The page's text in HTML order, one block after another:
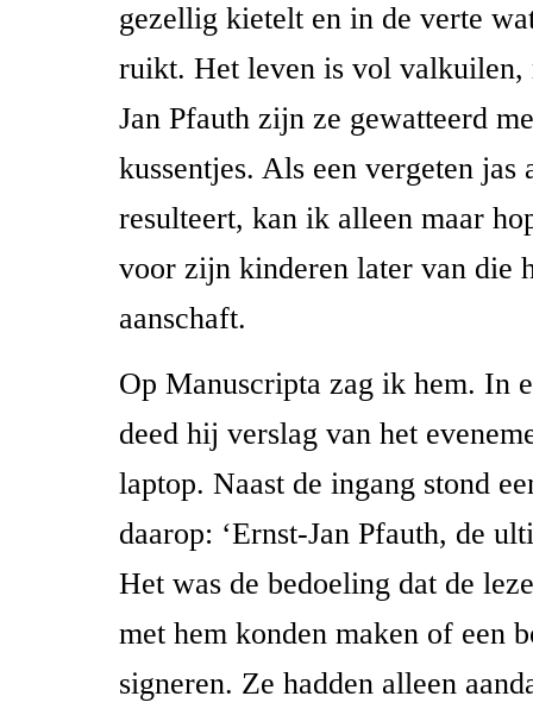
gezellig kietelt en in de verte
ruikt. Het leven is vol valkuilen,
Jan Pfauth zijn ze gewatteerd
kussentjes. Als een vergeten jas
resulteert, kan ik alleen maar
voor zijn kinderen later van die
aanschaft.
Op Manuscripta zag ik hem. In
deed hij verslag van het
laptop. Naast de ingang stond
daarop: ‘Ernst-Jan Pfauth, de
Het was de bedoeling dat de
met hem konden maken of een
signeren. Ze hadden alleen